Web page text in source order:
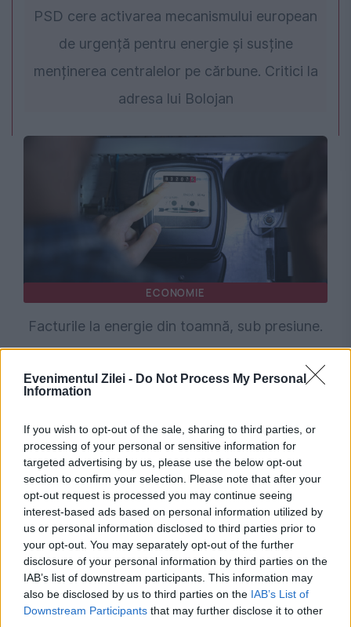
Evenimentul Zilei - Do Not Process My Personal
Information
If you wish to opt-out of the sale, sharing to third parties, or
processing of your personal or sensitive information for
targeted advertising by us, please use the below opt-out
section to confirm your selection. Please note that after your
opt-out request is processed you may continue seeing
interest-based ads based on personal information utilized by
us or personal information disclosed to third parties prior to
your opt-out. You may separately opt-out of the further
disclosure of your personal information by third parties on the
IAB’s list of downstream participants. This information may
also be disclosed by us to third parties on the IAB’s List of
Downstream Participants that may further disclose it to other
PSD cere activarea mecanismului european
de urgență pentru energie și susține
menținerea centralelor pe cărbune. Critici la
adresa lui Bolojan
ECONOMIE
Facturile la energie din toamnă, sub presiune.
Ofertele furnizorilor care schimbă calculele
românilor
INTERNATIONAL
Spania introduce controale la frontiera cu